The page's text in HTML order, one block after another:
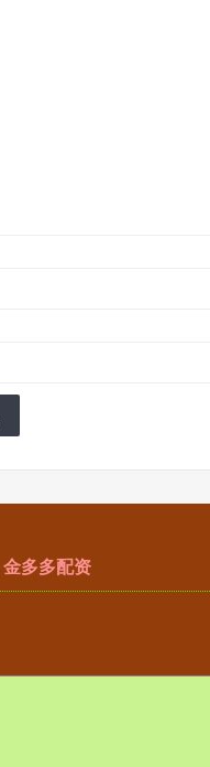
金多多配资